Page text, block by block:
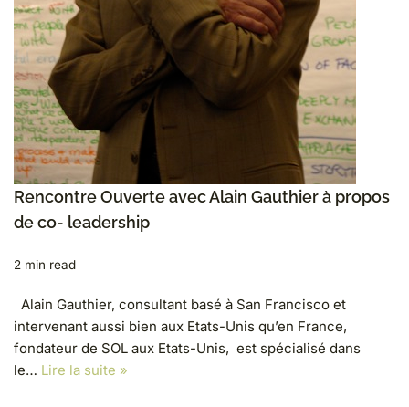
Rencontre Ouverte avec Alain Gauthier à propos
de co- leadership
2 min read
Alain Gauthier, consultant basé à San Francisco et
intervenant aussi bien aux Etats-Unis qu’en France,
fondateur de SOL aux Etats-Unis, est spécialisé dans
le… Lire la suite »